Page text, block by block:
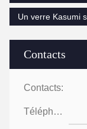
Contacts
Contacts:
Téléphone:
Un verre Kasumi